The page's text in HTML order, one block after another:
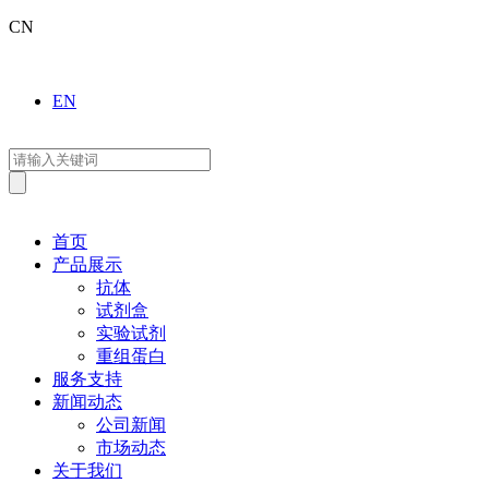
CN
EN
首页
产品展示
抗体
试剂盒
实验试剂
重组蛋白
服务支持
新闻动态
公司新闻
市场动态
关于我们